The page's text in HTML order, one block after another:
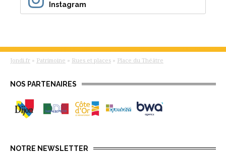
Instagram
Jondi.fr » Patrimoine » Rues et places » Place du Théâtre
NOS PARTENAIRES
NOTRE NEWSLETTER